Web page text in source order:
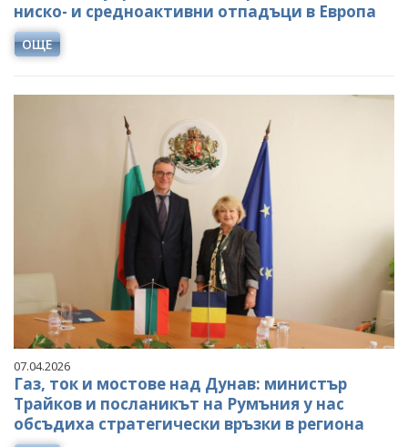
ниско- и средноактивни отпадъци в Европа
ОЩЕ
07.04.2026
Газ, ток и мостове над Дунав: министър
Трайков и посланикът на Румъния у нас
обсъдиха стратегически връзки в региона